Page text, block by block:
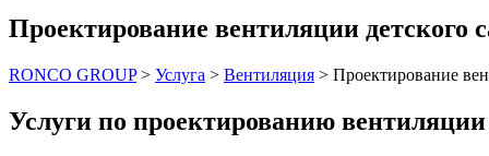
Проектирование вентиляции детского
RONCO GROUP> Услуга > Вентиляция > Проектирование
Услуги по проектированию вентиляции